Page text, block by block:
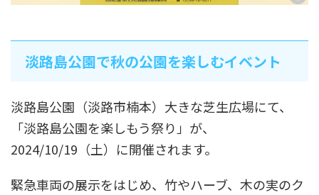
淡路島公園で秋の公園を楽しむイベント
淡路島公園（淡路市楠本）大きな芝生広場にて、
「淡路島公園を楽しもう祭り」が、
2024/10/19（土）に開催されます。
緊急車両の展示をはじめ、竹やハーブ、木の実のク